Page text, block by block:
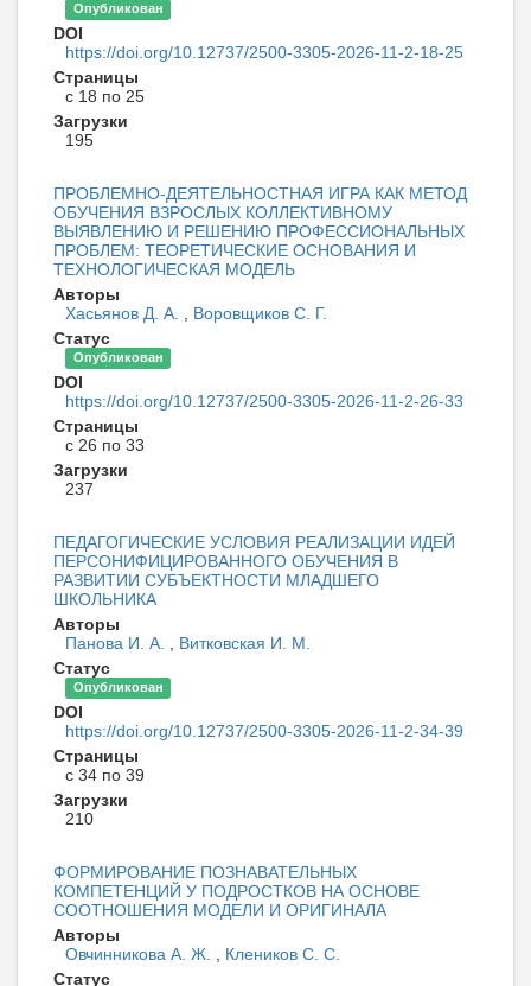
Опубликован
DOI
https://doi.org/10.12737/2500-3305-2026-11-2-18-25
Страницы
с 18 по 25
Загрузки
195
ПРОБЛЕМНО-ДЕЯТЕЛЬНОСТНАЯ ИГРА КАК МЕТОД
ОБУЧЕНИЯ ВЗРОСЛЫХ КОЛЛЕКТИВНОМУ
ВЫЯВЛЕНИЮ И РЕШЕНИЮ ПРОФЕССИОНАЛЬНЫХ
ПРОБЛЕМ: ТЕОРЕТИЧЕСКИЕ ОСНОВАНИЯ И
ТЕХНОЛОГИЧЕСКАЯ МОДЕЛЬ
Авторы
Хасьянов Д. А.
Воровщиков С. Г.
Статус
Опубликован
DOI
https://doi.org/10.12737/2500-3305-2026-11-2-26-33
Страницы
с 26 по 33
Загрузки
237
ПЕДАГОГИЧЕСКИЕ УСЛОВИЯ РЕАЛИЗАЦИИ ИДЕЙ
ПЕРСОНИФИЦИРОВАННОГО ОБУЧЕНИЯ В
РАЗВИТИИ СУБЪЕКТНОСТИ МЛАДШЕГО
ШКОЛЬНИКА
Авторы
Панова И. А.
Витковская И. М.
Статус
Опубликован
DOI
https://doi.org/10.12737/2500-3305-2026-11-2-34-39
Страницы
с 34 по 39
Загрузки
210
ФОРМИРОВАНИЕ ПОЗНАВАТЕЛЬНЫХ
КОМПЕТЕНЦИЙ У ПОДРОСТКОВ НА ОСНОВЕ
СООТНОШЕНИЯ МОДЕЛИ И ОРИГИНАЛА
Авторы
Овчинникова А. Ж.
Клеников С. С.
Статус